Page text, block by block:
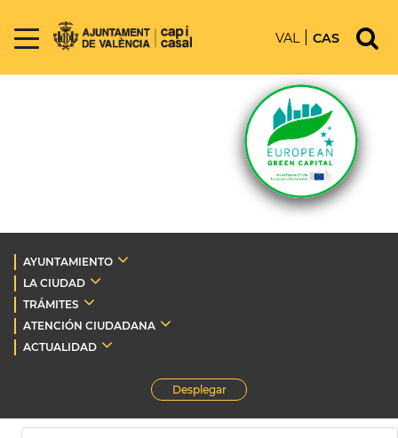
VAL CAS
AYUNTAMIENTO
LA CIUDAD
TRÁMITES
ATENCIÓN CIUDADANA
ACTUALIDAD
Desplegar